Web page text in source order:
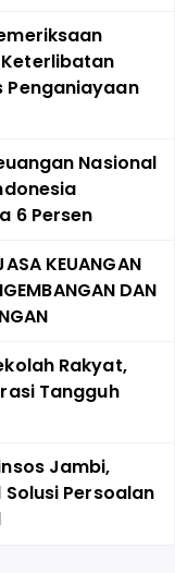
Penganiayaan
Nasional
6 Persen
KEUANGAN
DAN
Rakyat,
Tangguh
Jambi,
Persoalan